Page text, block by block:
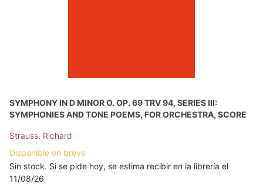
SYMPHONY IN D MINOR O. OP. 69 TRV 94, SERIES III:
SYMPHONIES AND TONE POEMS, FOR ORCHESTRA, SCORE
Strauss, Richard
Disponible en breve
Sin stock. Si se pide hoy, se estima recibir en la librería el
11/08/26